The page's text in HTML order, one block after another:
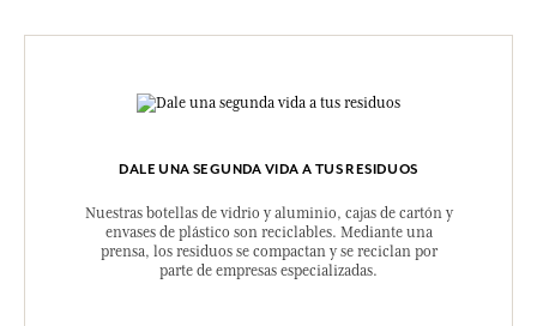
DALE UNA SEGUNDA VIDA A TUS RESIDUOS
Nuestras botellas de vidrio y aluminio, cajas de cartón y
envases de plástico son reciclables. Mediante una
prensa, los residuos se compactan y se reciclan por
parte de empresas especializadas.